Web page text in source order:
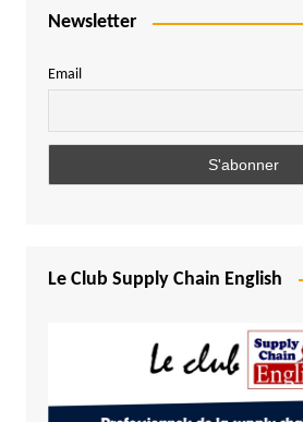
Newsletter
Email
Le Club Supply Chain English